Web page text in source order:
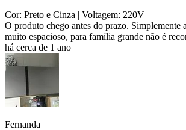
Cor: Preto e Cinza | Voltagem: 220V
O produto chego antes do prazo. Simplemente
muito espacioso, para família grande não é
há cerca de 1 ano
Fernanda